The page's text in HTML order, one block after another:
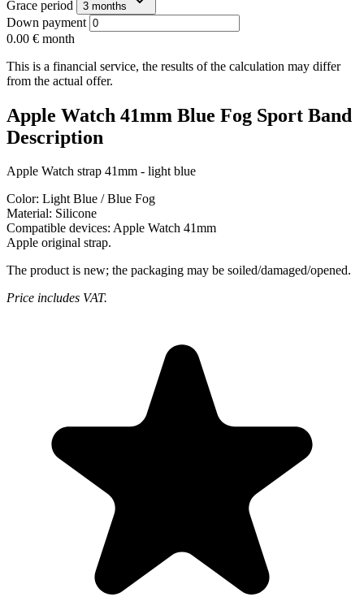
Grace period 3 months
Down payment
0.00 € month
This is a financial service, the results of the calculation may differ
from the actual offer.
Apple Watch 41mm Blue Fog Sport Band
Description
Apple Watch strap 41mm - light blue
Color: Light Blue / Blue Fog
Material: Silicone
Compatible devices: Apple Watch 41mm
Apple original strap.
The product is new; the packaging may be soiled/damaged/opened.
Price includes VAT.